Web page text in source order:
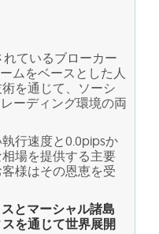
ているブローカー
ムをベースとした人
を通じて、ソーシ
ーディング環境の両
行速度と0.0pipsか
場を提供する主要
様はその恩恵を受
とマーシャル諸島
を通じて世界展開